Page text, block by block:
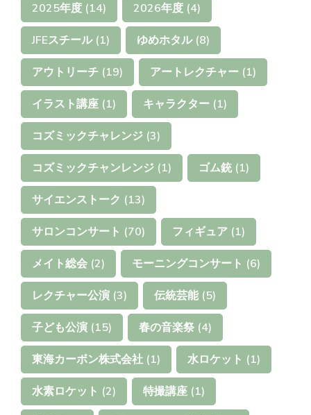
2025年度 (14) 2026年度 (4)
JFEスチール(1) ゆめホタル(8)
アウトリーチ (19) アートレクチャー (1)
イラスト講座 (1) キャラクター (1)
コズミックチャレンジ (3)
コズミックチャンレンジ (1) ゴム銃(1)
サイエンストーク (13)
サロンコンサート (70) フィギュア (1)
メイト総会 (2) モーニングコンサート (6)
レクチャー公演 (3) 伝統芸能 (5)
子ども公演 (15) 春の音楽祭 (4)
東海カーボン株式会社 (1) 水ロケット (1)
水素ロケット (2) 特撮講座 (1)